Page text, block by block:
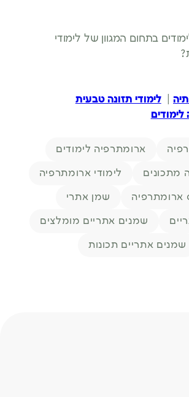
בתחום המגוון של לימודי
|לימודי תזונה טבעית
לימודים
ארומתרפיה לימודים
מתכונים לימודי ארומתרפיה
ארומתרפיה שמן אתרי
שמנים אתריים מומלצים
שמנים אתריים תכונות